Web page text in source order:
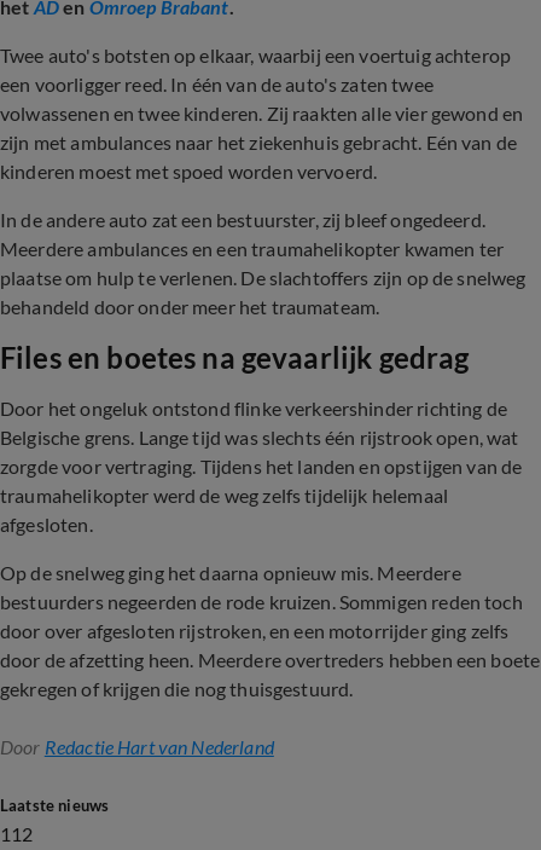
het ADen Omroep Brabant.
Twee auto's botsten op elkaar, waarbij een voertuig achterop
een voorligger reed. In één van de auto's zaten twee
volwassenen en twee kinderen. Zij raakten alle vier gewond en
zijn met ambulances naar het ziekenhuis gebracht. Eén van de
kinderen moest met spoed worden vervoerd.
In de andere auto zat een bestuurster, zij bleef ongedeerd.
Meerdere ambulances en een traumahelikopter kwamen ter
plaatse om hulp te verlenen. De slachtoffers zijn op de snelweg
behandeld door onder meer het traumateam.
Files en boetes na gevaarlijk gedrag
Door het ongeluk ontstond flinke verkeershinder richting de
Belgische grens. Lange tijd was slechts één rijstrook open, wat
zorgde voor vertraging. Tijdens het landen en opstijgen van de
traumahelikopter werd de weg zelfs tijdelijk helemaal
afgesloten.
Op de snelweg ging het daarna opnieuw mis. Meerdere
bestuurders negeerden de rode kruizen. Sommigen reden toch
door over afgesloten rijstroken, en een motorrijder ging zelfs
door de afzetting heen. Meerdere overtreders hebben een boete
gekregen of krijgen die nog thuisgestuurd.
Door Redactie Hart van Nederland
Laatste nieuws
112